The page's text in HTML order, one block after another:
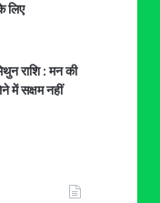
लिए
राशि : मन की
में सक्षम नहीं